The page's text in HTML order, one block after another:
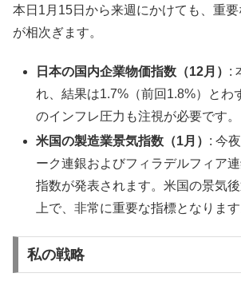
本日1月15日から来週にかけても、重
が相次ぎます。
日本の国内企業物価指数（12月） :
れ、結果は1.7%（前回1.8%）とわ
のインフレ圧力も注視が必要です。
米国の製造業景気指数（1月） : 今
ーク連銀およびフィラデルフィア
指数が発表されます。米国の景気
上で、非常に重要な指標となります
私の戦略